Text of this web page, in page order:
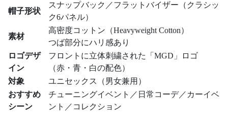
帽子形状
スナップバック／フラットバイザー（クラシッ
ク6パネル）
素材
高密度コットン（Heavyweight Cotton）
つば部分にハリ感あり
ロゴデザ
イン
フロントに立体刺繍された「MGD」ロゴ
（赤・青・白の配色）
対象
ユニセックス（男女兼用）
おすすめ
シーン
チューニングイベント／日常コーデ／カーイベ
ント／コレクション